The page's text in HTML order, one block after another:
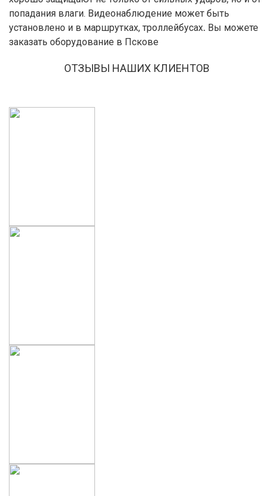
попадания влаги. Видеонаблюдение может быть
установлено и в маршрутках, троллейбусах. Вы можете
заказать оборудование в Пскове
ОТЗЫВЫ НАШИХ КЛИЕНТОВ